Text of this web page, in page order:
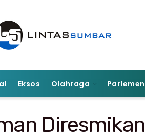
Eksos Olahraga Parlemen
Diresmikan